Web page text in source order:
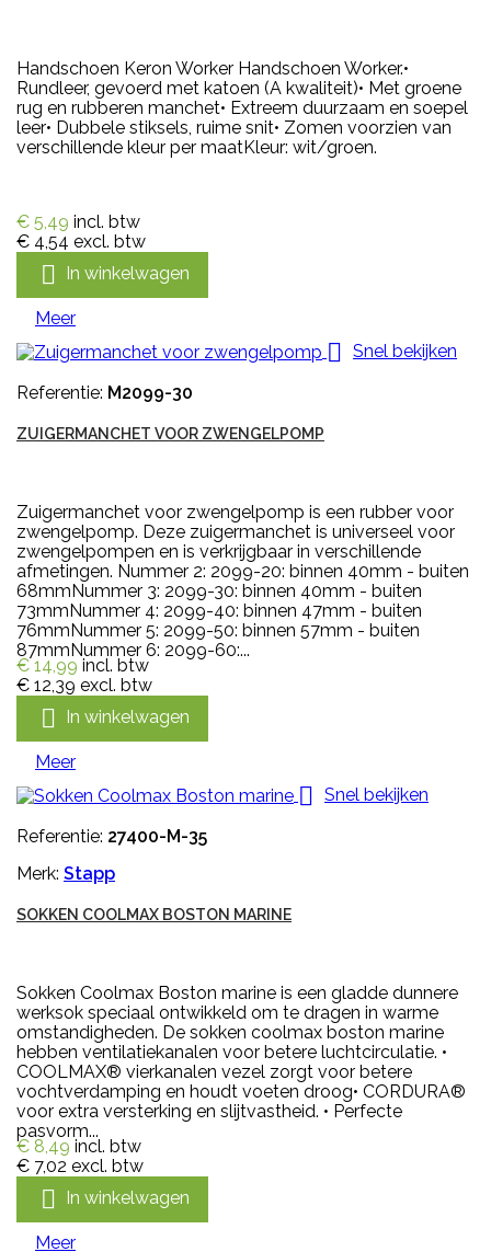
Handschoen Keron Worker Handschoen Worker.•
Rundleer, gevoerd met katoen (A kwaliteit)• Met groene
rug en rubberen manchet• Extreem duurzaam en soepel
leer• Dubbele stiksels, ruime snit• Zomen voorzien van
verschillende kleur per maatKleur: wit/groen.
€ 5,49 incl. btw
€ 4,54 excl. btw
 In winkelwagen
Meer
 Snel bekijken
Referentie: M2099-30
ZUIGERMANCHET VOOR ZWENGELPOMP
Zuigermanchet voor zwengelpomp is een rubber voor
zwengelpomp. Deze zuigermanchet is universeel voor
zwengelpompen en is verkrijgbaar in verschillende
afmetingen. Nummer 2: 2099-20: binnen 40mm - buiten
68mmNummer 3: 2099-30: binnen 40mm - buiten
73mmNummer 4: 2099-40: binnen 47mm - buiten
76mmNummer 5: 2099-50: binnen 57mm - buiten
87mmNummer 6: 2099-60:...
€ 14,99 incl. btw
€ 12,39 excl. btw
 In winkelwagen
Meer
 Snel bekijken
Referentie: 27400-M-35
Merk: Stapp
SOKKEN COOLMAX BOSTON MARINE
Sokken Coolmax Boston marine is een gladde dunnere
werksok speciaal ontwikkeld om te dragen in warme
omstandigheden. De sokken coolmax boston marine
hebben ventilatiekanalen voor betere luchtcirculatie. •
COOLMAX® vierkanalen vezel zorgt voor betere
vochtverdamping en houdt voeten droog• CORDURA®
voor extra versterking en slijtvastheid. • Perfecte
pasvorm...
€ 8,49 incl. btw
€ 7,02 excl. btw
 In winkelwagen
Meer